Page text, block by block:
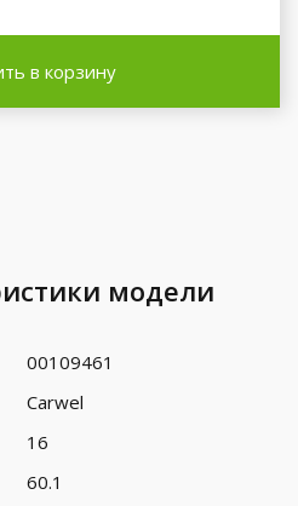
в корзину
модели
00109461
Carwel
16
60.1